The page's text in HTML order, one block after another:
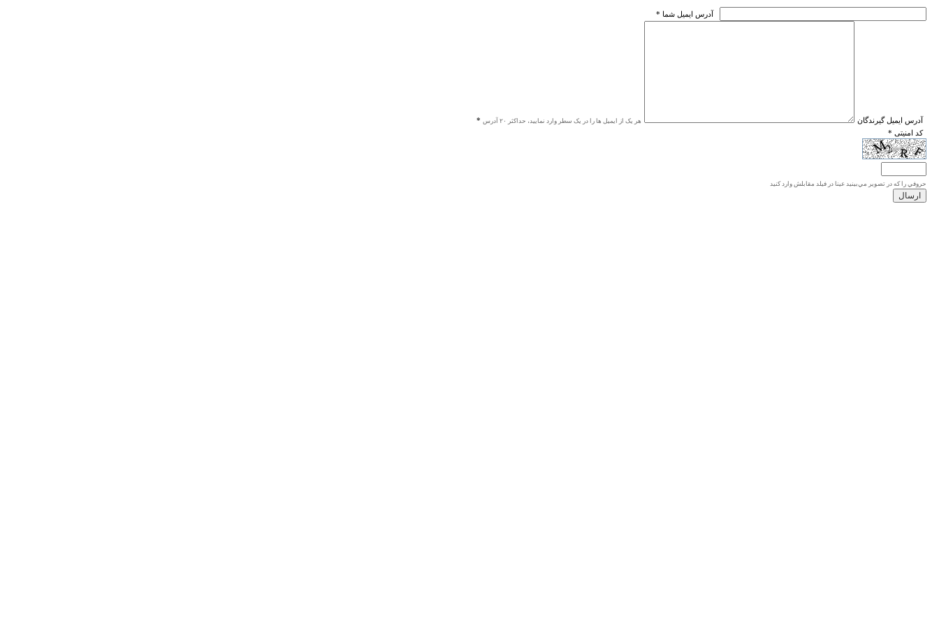
* آدرس ايميل شما
* آدرس ايميل گيرندگان هر یک از ایمیل ها را در یک سطر وارد نمایید، حداکثر ۲۰ آدرس
* کد امنیتی
حروفي را كه در تصوير مي‌بينيد عينا در فيلد مقابلش وارد كنيد